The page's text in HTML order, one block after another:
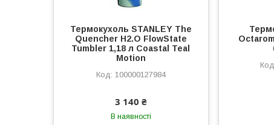
Термокухоль STANLEY The
Quencher H2.O FlowState
Tumbler 1,18 л Coastal Teal
Motion
100000127984
3 140 ₴
В наявності